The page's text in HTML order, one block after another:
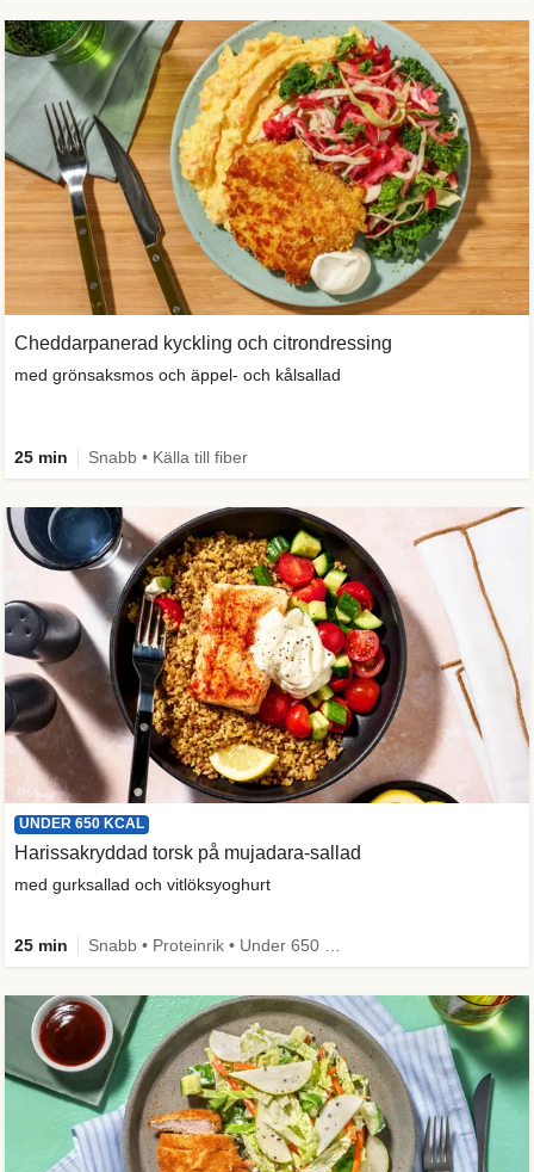
Cheddarpanerad kyckling och citrondressing
med grönsaksmos och äppel- och kålsallad
25 min Snabb • Källa till fiber
UNDER 650 KCAL
Harissakryddad torsk på mujadara-sallad
med gurksallad och vitlöksyoghurt
25 min